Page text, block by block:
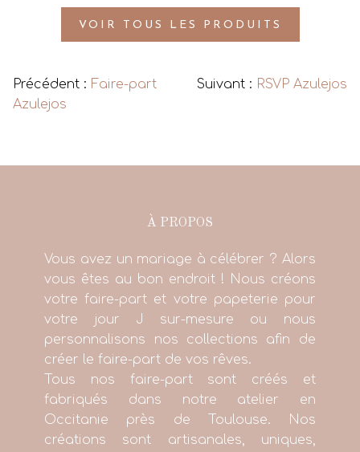
VOIR TOUS LES PRODUITS
Précédent : Faire-part
Azulejos
Suivant : RSVP Azulejos
À PROPOS
Vous avez un mariage à célébrer ? Alors
vous êtes au bon endroit ! Nous créons
votre faire-part et votre papeterie pour
votre jour J sur-mesure ou nous
personnalisons nos collections afin de
créer le faire-part de vos rêves.
Tous nos faire-part sont créés et
fabriqués dans notre atelier en
Occitanie près de Toulouse. Nos
créations sont artisanales, uniques,